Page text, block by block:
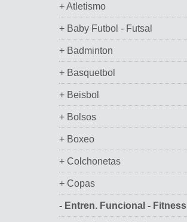
+ Atletismo
+ Baby Futbol - Futsal
+ Badminton
+ Basquetbol
+ Beisbol
+ Bolsos
+ Boxeo
+ Colchonetas
+ Copas
- Entren. Funcional - Fitness